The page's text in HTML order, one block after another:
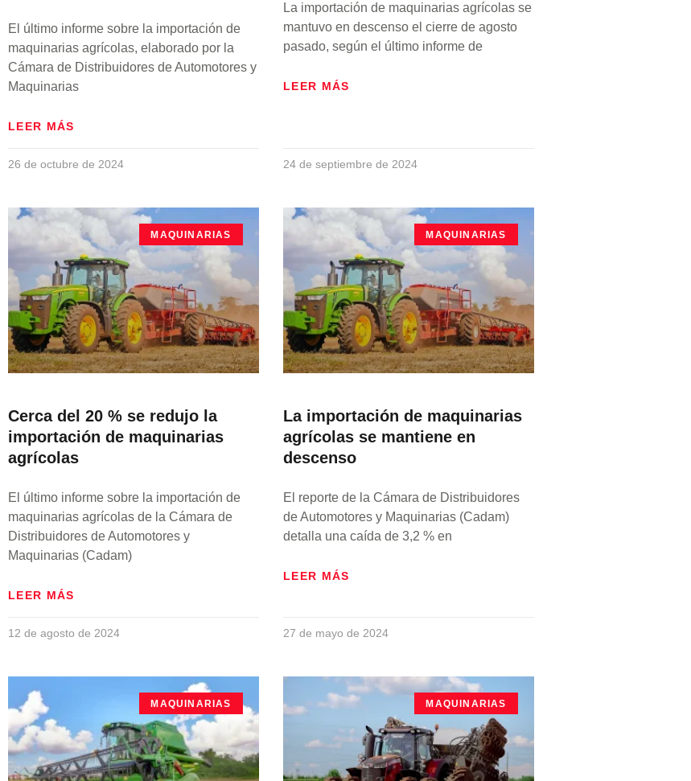
El último informe sobre la importación de
maquinarias agrícolas, elaborado por la
Cámara de Distribuidores de Automotores y
Maquinarias
LEER MÁS
26 de octubre de 2024
La importación de maquinarias agrícolas se
mantuvo en descenso el cierre de agosto
pasado, según el último informe de
LEER MÁS
24 de septiembre de 2024
MAQUINARIAS
Cerca del 20 % se redujo la
importación de maquinarias
agrícolas
El último informe sobre la importación de
maquinarias agrícolas de la Cámara de
Distribuidores de Automotores y
Maquinarias (Cadam)
LEER MÁS
12 de agosto de 2024
MAQUINARIAS
La importación de maquinarias
agrícolas se mantiene en
descenso
El reporte de la Cámara de Distribuidores
de Automotores y Maquinarias (Cadam)
detalla una caída de 3,2 % en
LEER MÁS
27 de mayo de 2024
MAQUINARIAS MAQUINARIAS